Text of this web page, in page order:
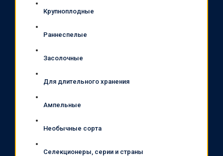
Крупноплодные
Раннеспелые
Засолочные
Для длительного хранения
Ампельные
Необычные сорта
Селекционеры, серии и страны